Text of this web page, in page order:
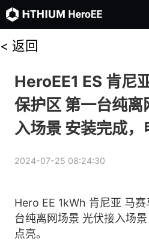
< 返回
HeroEE1 ES 肯尼
保护区 第一台纯离
入场景 安装完成，
2024-07-25 08:24:30
Hero EE 1kWh 肯尼亚 马
台纯离网场景 光伏接入场
点亮。